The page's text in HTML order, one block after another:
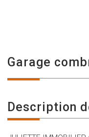
garage
description